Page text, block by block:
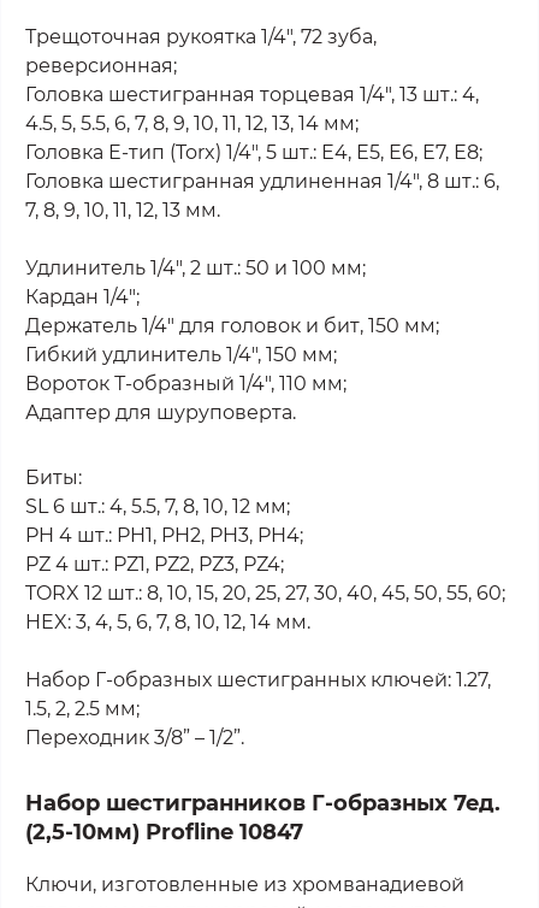
Трещоточная рукоятка 1/4", 72 зуба,
реверсионная;
Головка шестигранная торцевая 1/4", 13 шт.: 4,
4.5, 5, 5.5, 6, 7, 8, 9, 10, 11, 12, 13, 14 мм;
Головка E-тип (Torx) 1/4", 5 шт.: Е4, Е5, Е6, Е7, Е8;
Головка шестигранная удлиненная 1/4", 8 шт.: 6,
7, 8, 9, 10, 11, 12, 13 мм.
Удлинитель 1/4", 2 шт.: 50 и 100 мм;
Кардан 1/4";
Держатель 1/4" для головок и бит, 150 мм;
Гибкий удлинитель 1/4", 150 мм;
Вороток Т-образный 1/4", 110 мм;
Адаптер для шуруповерта.
Биты:
SL 6 шт.: 4, 5.5, 7, 8, 10, 12 мм;
PH 4 шт.: PH1, PH2, PH3, PH4;
PZ 4 шт.: PZ1, PZ2, PZ3, PZ4;
TORX 12 шт.: 8, 10, 15, 20, 25, 27, 30, 40, 45, 50, 55, 60;
HEX: 3, 4, 5, 6, 7, 8, 10, 12, 14 мм.
Набор Г-образных шестигранных ключей: 1.27,
1.5, 2, 2.5 мм;
Переходник 3/8” – 1/2”.
Haбop шecтигpaнникoв Г-oбpaзныx 7eд.
(2,5-10мм) Profline 10847
Ключи, изготовленные из хромванадиевой